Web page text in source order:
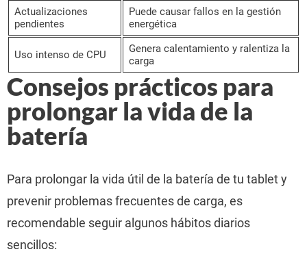
Actualizaciones
pendientes
Puede causar fallos en la gestión
energética
Uso intenso de CPU
Genera calentamiento y ralentiza la
carga
Consejos prácticos para
prolongar la vida de la
batería
Para prolongar la vida útil de la batería de tu tablet y
prevenir problemas frecuentes de carga, es
recomendable seguir algunos hábitos diarios
sencillos: